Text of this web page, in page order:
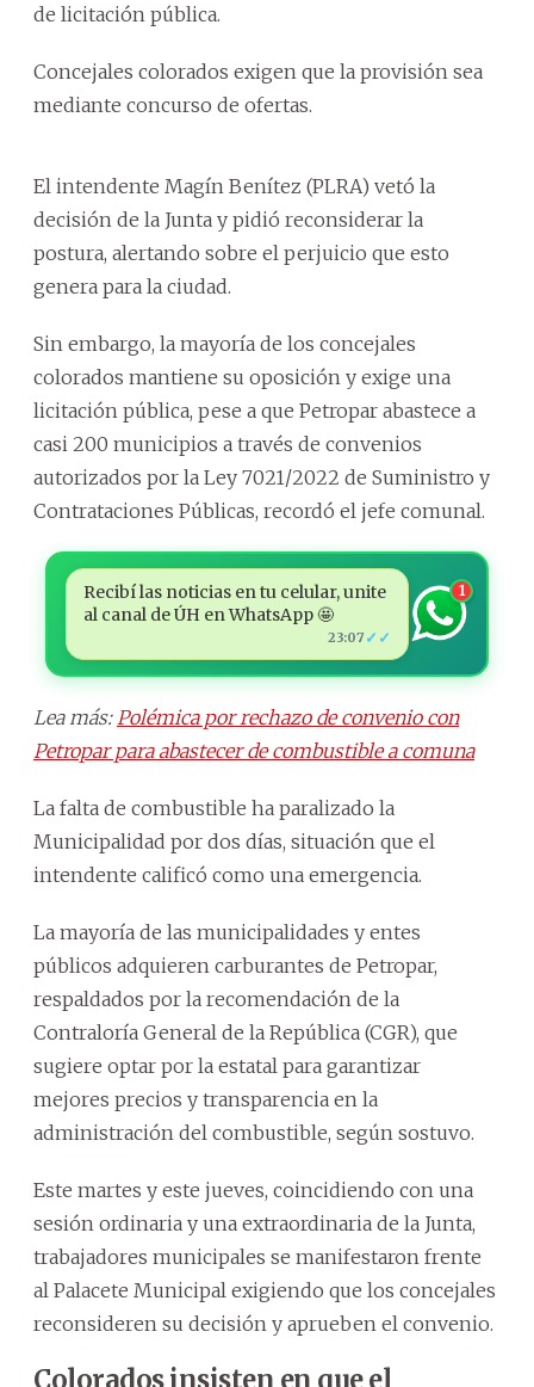
de licitación pública.
Concejales colorados exigen que la provisión sea
mediante concurso de ofertas.
El intendente Magín Benítez (PLRA) vetó la
decisión de la Junta y pidió reconsiderar la
postura, alertando sobre el perjuicio que esto
genera para la ciudad.
Sin embargo, la mayoría de los concejales
colorados mantiene su oposición y exige una
licitación pública, pese a que Petropar abastece a
casi 200 municipios a través de convenios
autorizados por la Ley 7021/2022 de Suministro y
Contrataciones Públicas, recordó el jefe comunal.
Recibí las noticias en tu celular, unite
al canal de ÚH en WhatsApp 🤩
23:07 ✓✓
1
Lea más: Polémica por rechazo de convenio con
Petropar para abastecer de combustible a comuna
La falta de combustible ha paralizado la
Municipalidad por dos días, situación que el
intendente calificó como una emergencia.
La mayoría de las municipalidades y entes
públicos adquieren carburantes de Petropar,
respaldados por la recomendación de la
Contraloría General de la República (CGR), que
sugiere optar por la estatal para garantizar
mejores precios y transparencia en la
administración del combustible, según sostuvo.
Este martes y este jueves, coincidiendo con una
sesión ordinaria y una extraordinaria de la Junta,
trabajadores municipales se manifestaron frente
al Palacete Municipal exigiendo que los concejales
reconsideren su decisión y aprueben el convenio.
Colorados insisten en que el